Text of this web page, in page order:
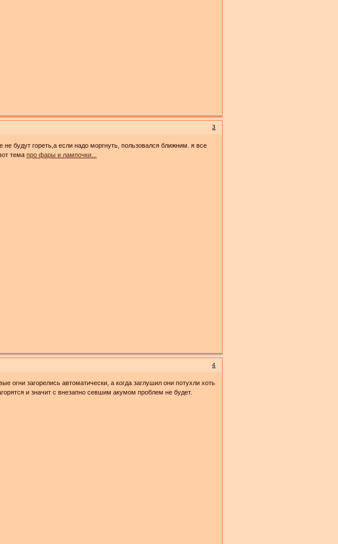
3
будут гореть,а если надо моргнуть, пользовался ближним. я все
темапро фары и лампочки...
4
огни загорелись автоматически, а когда заглушил они потухли хоть
и значит с внезапно севшим акумом проблем не будет.